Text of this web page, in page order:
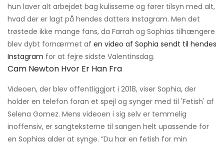
hun laver alt arbejdet bag kulisserne og fører tilsyn med alt,
hvad der er lagt på hendes datters Instagram. Men det
trøstede ikke mange fans, da Farrah og Sophias tilhængere
blev dybt fornærmet af en video af Sophia sendt til hendes
Instagram for at fejre sidste Valentinsdag.
Cam Newton Hvor Er Han Fra
Videoen, der blev offentliggjort i 2018, viser Sophia, der
holder en telefon foran et spejl og synger med til 'Fetish' af
Selena Gomez. Mens videoen i sig selv er temmelig
inoffensiv, er sangteksterne til sangen helt upassende for
en Sophias alder at synge. ”Du har en fetish for min